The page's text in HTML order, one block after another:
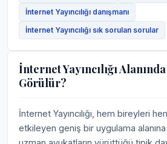
İnternet Yayıncılığı danışmanı
İnternet Yayıncılığı sık sorulan sorular
İnternet Yayıncılığı
Görülür?
İnternet Yayıncılığı, hem bireyleri
etkileyen geniş bir uygulama